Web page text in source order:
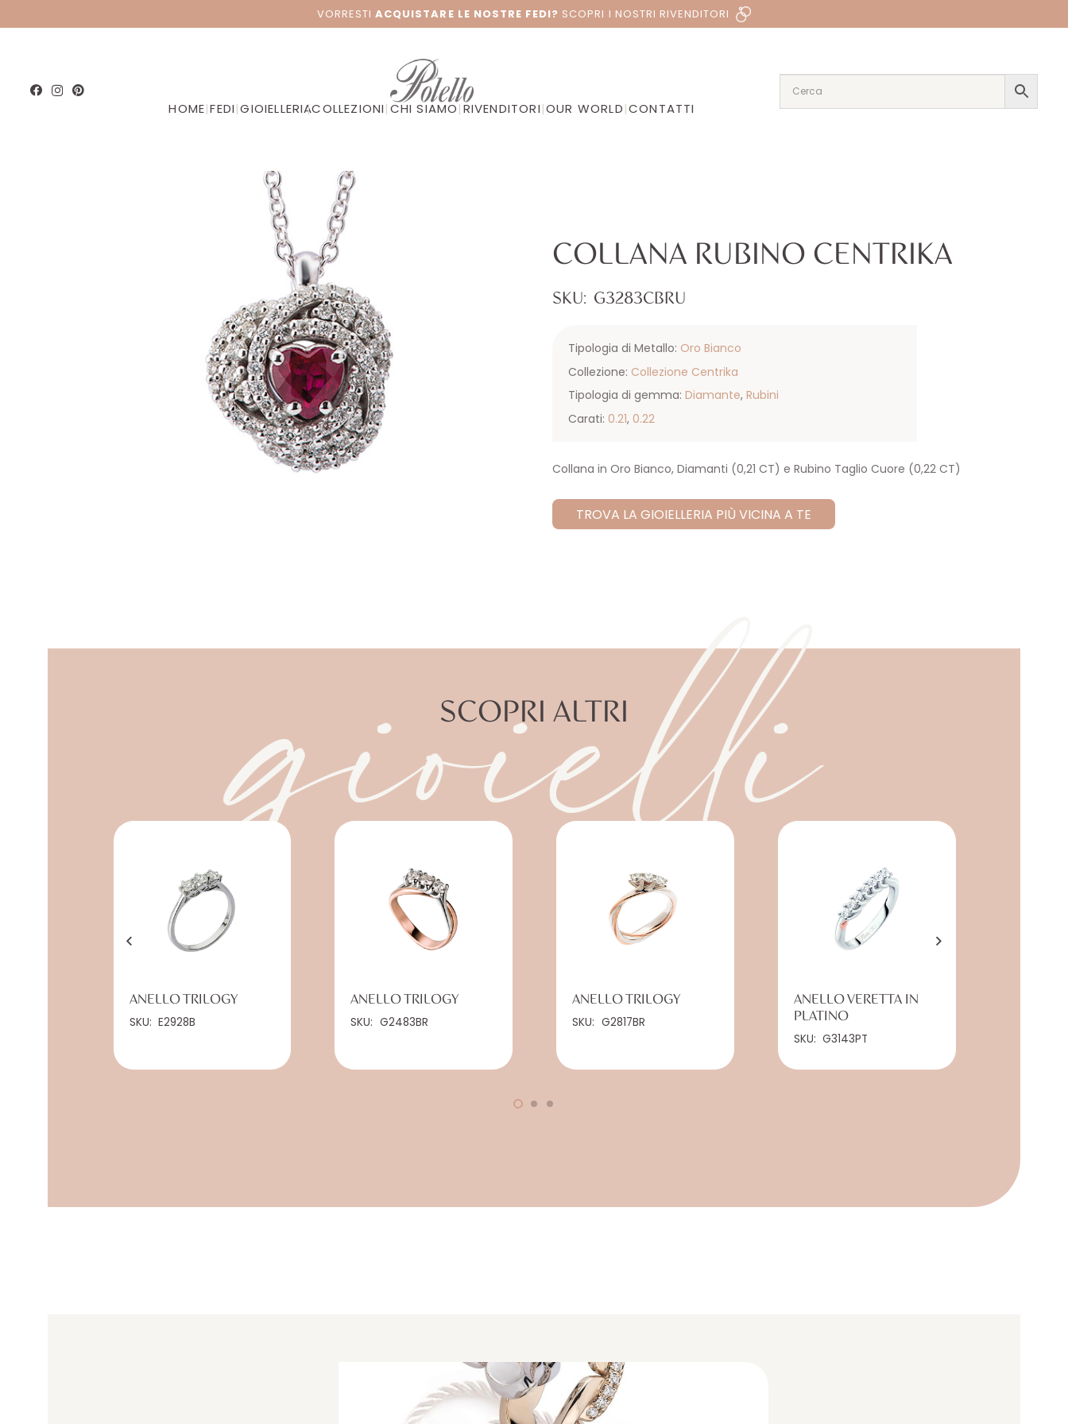
VORRESTIACQUISTARE LE NOSTRE FEDI? SCOPRI I NOSTRI RIVENDITORI
HOME|FEDI|GIOIELLERIA
|COLLEZIONI|CHI SIAMO|RIVENDITORI|OUR WORLD|CONTATTI
COLLANA RUBINO CENTRIKA
SKU: G3283CBRU
Tipologia di Metallo: Oro Bianco
Collezione: Collezione Centrika
Tipologia di gemma: Diamante, Rubini
Carati: 0.21, 0.22
Collana in Oro Bianco, Diamanti (0,21 CT) e Rubino Taglio Cuore (0,22 CT)
TROVA LA GIOIELLERIA PIÙ VICINA A TE
SCOPRI ALTRI
gioielli
ANELLO TRILOGY
SKU: E2928B
ANELLO TRILOGY
SKU: G2483BR
ANELLO TRILOGY
SKU: G2817BR
ANELLO VERETTA IN
PLATINO
SKU: G3143PT